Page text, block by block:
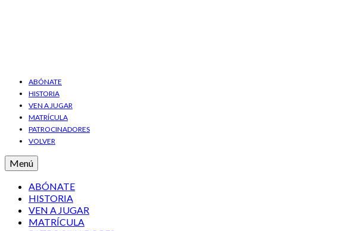
ABÓNATE
HISTORIA
VEN A JUGAR
MATRÍCULA
PATROCINADORES
VOLVER
Menú
ABÓNATE
HISTORIA
VEN A JUGAR
MATRÍCULA